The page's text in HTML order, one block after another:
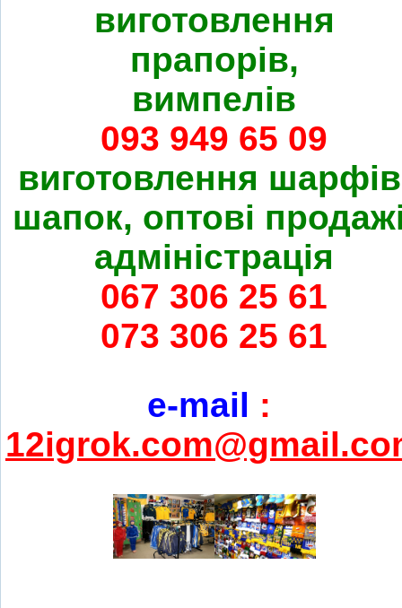
виготовлення
прапорів,
вимпелів
093 949 65 09
виготовлення
шапок, оптові
адміністрація
067 306 25 61
073 306 25 61
e-mail :